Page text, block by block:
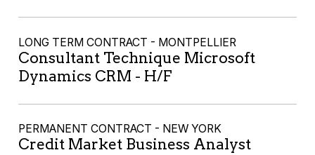
LONG TERM CONTRACT - MONTPELLIER
Consultant Technique Microsoft
Dynamics CRM - H/F
PERMANENT CONTRACT - NEW YORK
Credit Market Business Analyst